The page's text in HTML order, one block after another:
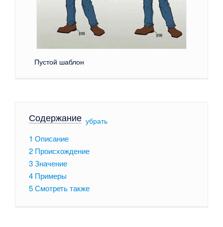
Пустой шаблон
Содержание[ убрать]
1 Описание
2 Происхождение
3Значение
4 Примеры
5Смотреть также